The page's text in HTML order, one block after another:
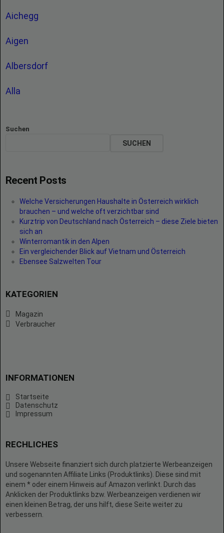
Aichegg
Aigen
Albersdorf
Alla
Suchen
SUCHEN
Recent Posts
Welche Versicherungen Haushalte in Österreich wirklich
brauchen – und welche oft verzichtbar sind
Kurztrip von Deutschland nach Österreich – diese Ziele bieten
sich an
Winterromantik in den Alpen
Ein vergleichender Blick auf Vietnam und Österreich
Ebensee Salzwelten Tour
KATEGORIEN
Magazin
Verbraucher
INFORMATIONEN
Startseite
Datenschutz
Impressum
RECHLICHES
Unsere Webseite finanziert sich durch platzierte Werbeanzeigen
und sogenannten Affiliate Links (Produktlinks). Diese sind mit
einem * oder einem Hinweis auf Amazon verlinkt. Durch das
Anklicken der Produktlinks bzw. Werbeanzeigen verdienen wir
einen kleinen Betrag, der uns hilft, diese Seite weiter zu
verbessern.